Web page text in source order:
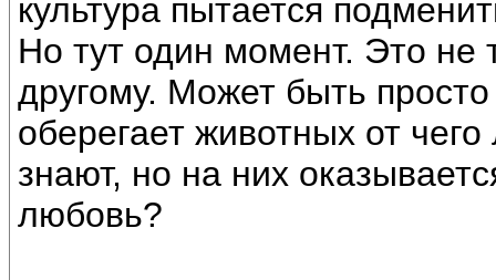
культура пытается
Но тут один момент. Это не
другому. Может быть
оберегает животных от
знают, но на них
любовь?